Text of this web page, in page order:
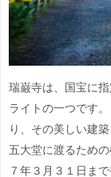
瑞巌寺は、国宝に
ライトの一つです
り、その美しい建
五大堂に渡るため
７年３月３１日ま